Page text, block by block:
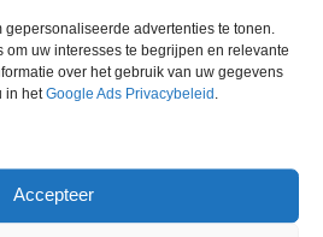
gepersonaliseerde advertenties te tonen.
uw interesses te begrijpen en relevante
over het gebruik van uw gegevens
in hetGoogle Ads Privacybeleid .
Accepteer